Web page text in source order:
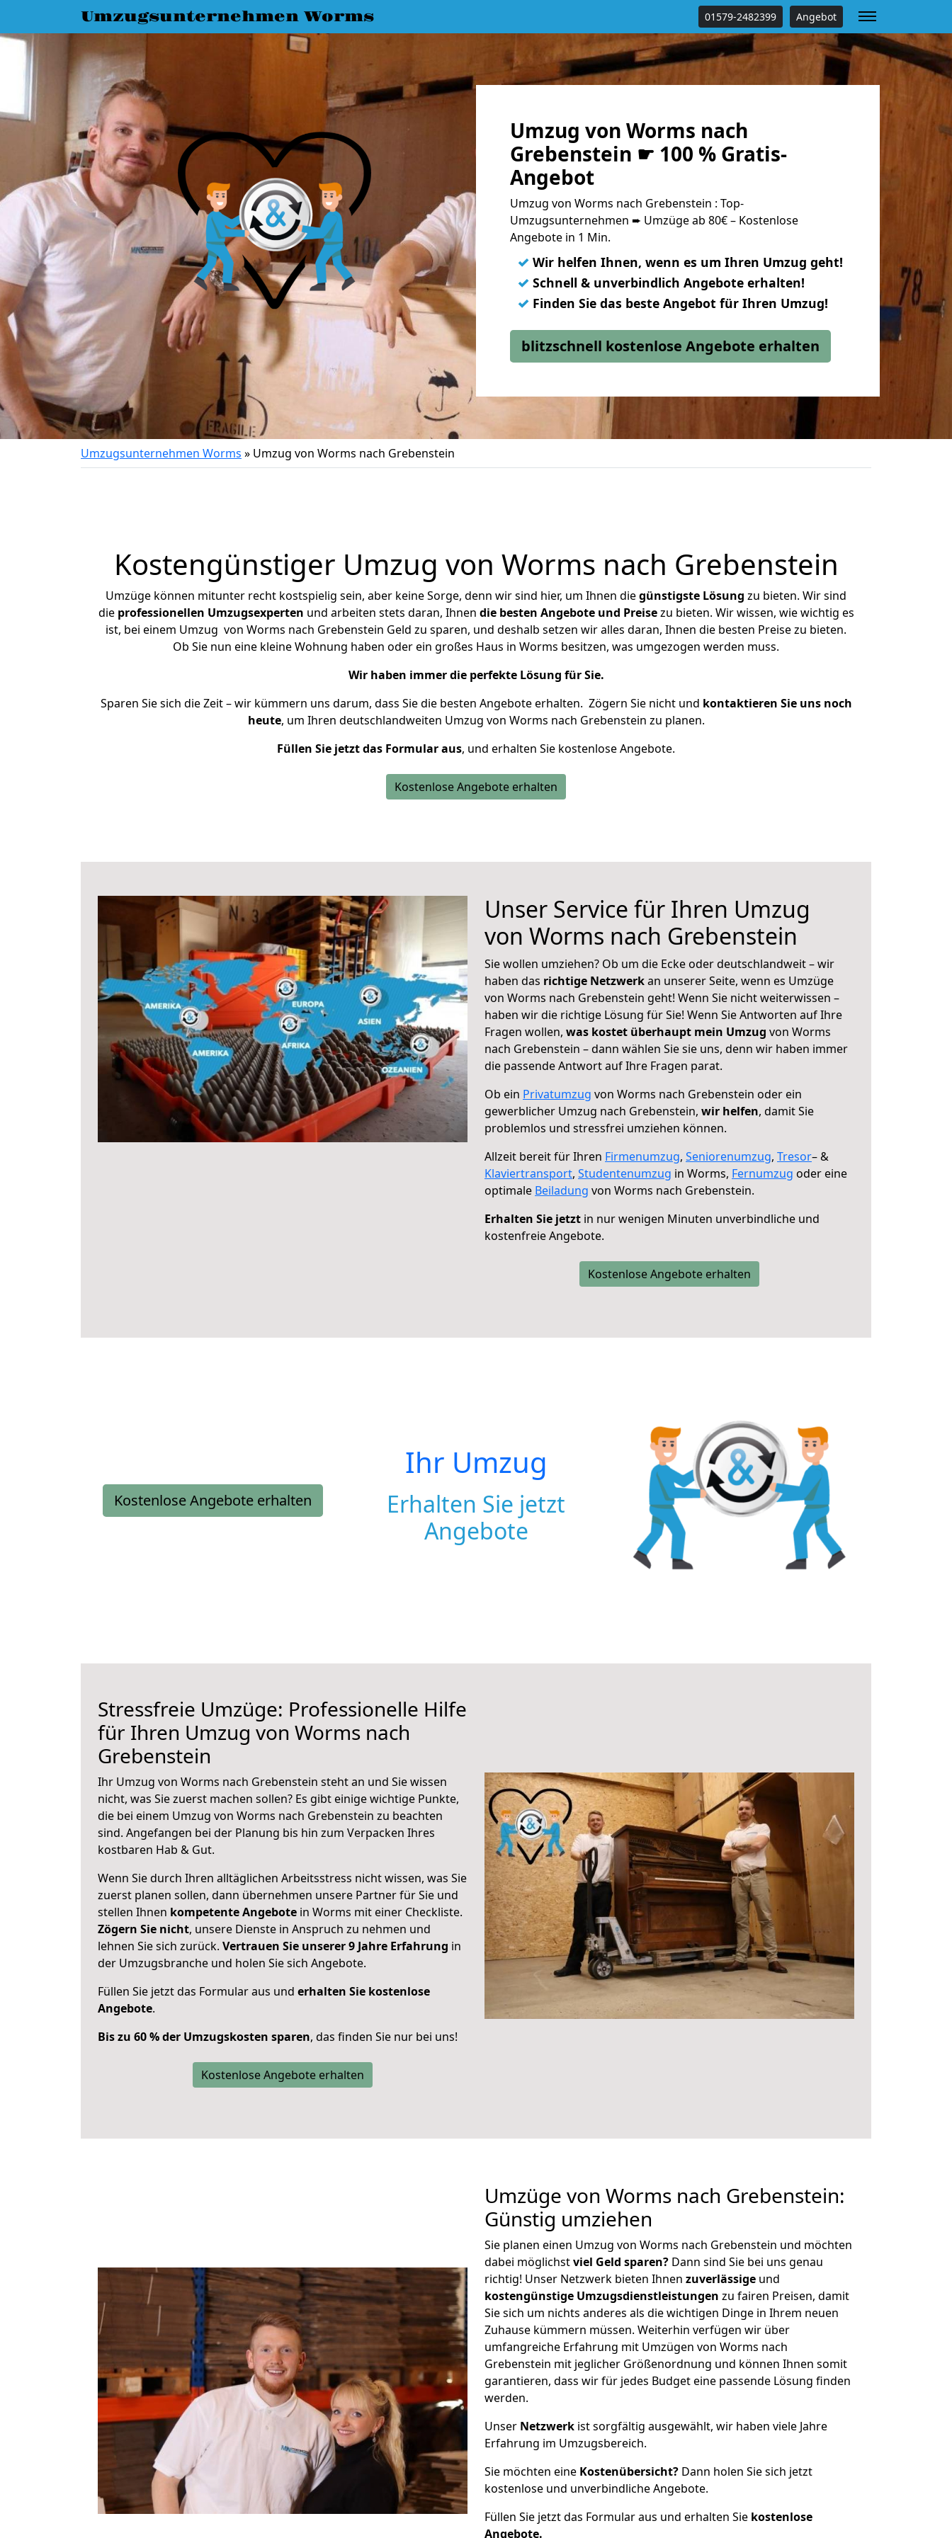
Umzugsunternehmen Worms 01579-2482399 Angebot
Umzug von Worms nach
Grebenstein ☛ 100 % Gratis-
Angebot
Umzug von Worms nach Grebenstein : Top-
Umzugsunternehmen ➨ Umzüge ab 80€ – Kostenlose
Angebote in 1 Min.
✓ Wir helfen Ihnen, wenn es um Ihren Umzug geht!
✓ Schnell & unverbindlich Angebote erhalten!
✓ Finden Sie das beste Angebot für Ihren Umzug!
blitzschnell kostenlose Angebote erhalten
Umzugsunternehmen Worms » Umzug von Worms nach Grebenstein
Kostengünstiger Umzug von Worms nach Grebenstein
Umzüge können mitunter recht kostspielig sein, aber keine Sorge, denn wir sind hier, um Ihnen diegünstigste Lösung zu bieten. Wir sind
die professionellen Umzugsexperten und arbeiten stets daran, Ihnen die besten Angebote und Preisezu bieten. Wir wissen, wie wichtig es
ist, bei einem Umzug von Worms nach Grebenstein Geld zu sparen, und deshalb setzen wir alles daran, Ihnen die besten Preise zu bieten.
Ob Sie nun eine kleine Wohnung haben oder ein großes Haus in Worms besitzen, was umgezogen werden muss.
Wir haben immer die perfekte Lösung für Sie.
Sparen Sie sich die Zeit – wir kümmern uns darum, dass Sie die besten Angebote erhalten. Zögern Sie nicht und kontaktieren Sie uns noch
heute, um Ihren deutschlandweiten Umzug von Worms nach Grebenstein zu planen.
Füllen Sie jetzt das Formular aus, und erhalten Sie kostenlose Angebote.
Kostenlose Angebote erhalten
Unser Service für Ihren Umzug
von Worms nach Grebenstein
Sie wollen umziehen? Ob um die Ecke oder deutschlandweit – wir
haben das richtige Netzwerkan unserer Seite, wenn es Umzüge
von Worms nach Grebenstein geht! Wenn Sie nicht weiterwissen –
haben wir die richtige Lösung für Sie! Wenn Sie Antworten auf Ihre
Fragen wollen, was kostet überhaupt mein Umzug von Worms
nach Grebenstein – dann wählen Sie sie uns, denn wir haben immer
die passende Antwort auf Ihre Fragen parat.
Ob ein Privatumzug von Worms nach Grebenstein oder ein
gewerblicher Umzug nach Grebenstein, wir helfen, damit Sie
problemlos und stressfrei umziehen können.
Allzeit bereit für Ihren Firmenumzug, Seniorenumzug, Tresor– &
Klaviertransport, Studentenumzug in Worms, Fernumzug oder eine
optimale Beiladung von Worms nach Grebenstein.
Erhalten Sie jetzt in nur wenigen Minuten unverbindliche und
kostenfreie Angebote.
Kostenlose Angebote erhalten
Kostenlose Angebote erhalten
Ihr Umzug
Erhalten Sie jetzt
Angebote
Stressfreie Umzüge: Professionelle Hilfe
für Ihren Umzug von Worms nach
Grebenstein
Ihr Umzug von Worms nach Grebenstein steht an und Sie wissen
nicht, was Sie zuerst machen sollen? Es gibt einige wichtige Punkte,
die bei einem Umzug von Worms nach Grebenstein zu beachten
sind. Angefangen bei der Planung bis hin zum Verpacken Ihres
kostbaren Hab & Gut.
Wenn Sie durch Ihren alltäglichen Arbeitsstress nicht wissen, was Sie
zuerst planen sollen, dann übernehmen unsere Partner für Sie und
stellen Ihnen kompetente Angebote in Worms mit einer Checkliste.
Zögern Sie nicht, unsere Dienste in Anspruch zu nehmen und
lehnen Sie sich zurück. Vertrauen Sie unserer 9 Jahre Erfahrung in
der Umzugsbranche und holen Sie sich Angebote.
Füllen Sie jetzt das Formular aus und erhalten Sie kostenlose
Angebote.
Bis zu 60 % der Umzugskosten sparen, das finden Sie nur bei uns!
Kostenlose Angebote erhalten
Umzüge von Worms nach Grebenstein:
Günstig umziehen
Sie planen einen Umzug von Worms nach Grebenstein und möchten
dabei möglichstviel Geld sparen? Dann sind Sie bei uns genau
richtig! Unser Netzwerk bieten Ihnen zuverlässige und
kostengünstige Umzugsdienstleistungen zu fairen Preisen, damit
Sie sich um nichts anderes als die wichtigen Dinge in Ihrem neuen
Zuhause kümmern müssen. Weiterhin verfügen wir über
umfangreiche Erfahrung mit Umzügen von Worms nach
Grebenstein mit jeglicher Größenordnung und können Ihnen somit
garantieren, dass wir für jedes Budget eine passende Lösung finden
werden.
Unser Netzwerk ist sorgfältig ausgewählt, wir haben viele Jahre
Erfahrung im Umzugsbereich.
Sie möchten eine Kostenübersicht? Dann holen Sie sich jetzt
kostenlose und unverbindliche Angebote.
Füllen Sie jetzt das Formular aus und erhalten Sie kostenlose
Angebote.